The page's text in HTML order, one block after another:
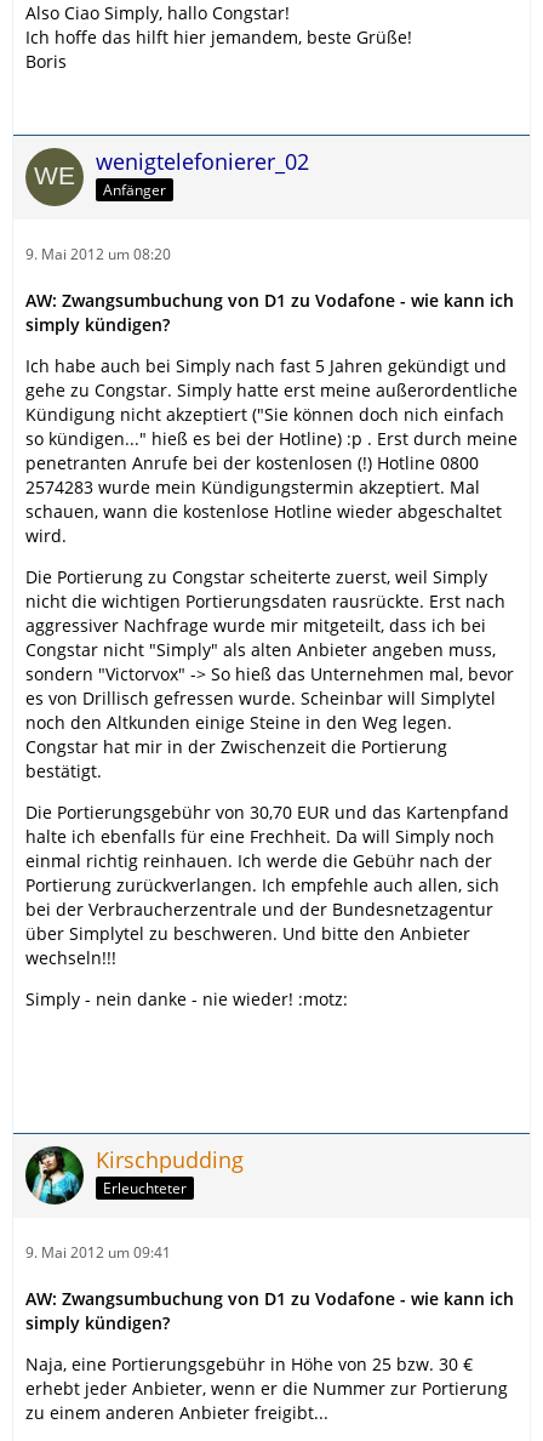
Also Ciao Simply, hallo Congstar!
Ich hoffe das hilft hier jemandem, beste Grüße!
Boris
wenigtelefonierer_02
Anfänger
9. Mai 2012 um 08:20
AW: Zwangsumbuchung von D1 zu Vodafone - wie kann ich
simply kündigen?
Ich habe auch bei Simply nach fast 5 Jahren gekündigt und
gehe zu Congstar. Simply hatte erst meine außerordentliche
Kündigung nicht akzeptiert ("Sie können doch nich einfach
so kündigen..." hieß es bei der Hotline) :p . Erst durch meine
penetranten Anrufe bei der kostenlosen (!) Hotline 0800
2574283 wurde mein Kündigungstermin akzeptiert. Mal
schauen, wann die kostenlose Hotline wieder abgeschaltet
wird.
Die Portierung zu Congstar scheiterte zuerst, weil Simply
nicht die wichtigen Portierungsdaten rausrückte. Erst nach
aggressiver Nachfrage wurde mir mitgeteilt, dass ich bei
Congstar nicht "Simply" als alten Anbieter angeben muss,
sondern "Victorvox" -> So hieß das Unternehmen mal, bevor
es von Drillisch gefressen wurde. Scheinbar will Simplytel
noch den Altkunden einige Steine in den Weg legen.
Congstar hat mir in der Zwischenzeit die Portierung
bestätigt.
Die Portierungsgebühr von 30,70 EUR und das Kartenpfand
halte ich ebenfalls für eine Frechheit. Da will Simply noch
einmal richtig reinhauen. Ich werde die Gebühr nach der
Portierung zurückverlangen. Ich empfehle auch allen, sich
bei der Verbraucherzentrale und der Bundesnetzagentur
über Simplytel zu beschweren. Und bitte den Anbieter
wechseln!!!
Simply - nein danke - nie wieder! :motz:
Kirschpudding
Erleuchteter
9. Mai 2012 um 09:41
AW: Zwangsumbuchung von D1 zu Vodafone - wie kann ich
simply kündigen?
Naja, eine Portierungsgebühr in Höhe von 25 bzw. 30 €
erhebt jeder Anbieter, wenn er die Nummer zur Portierung
zu einem anderen Anbieter freigibt...